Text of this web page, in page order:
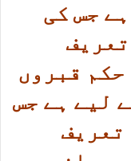
جس کی
حکم قبروں
لیے ہے جس
تعریف